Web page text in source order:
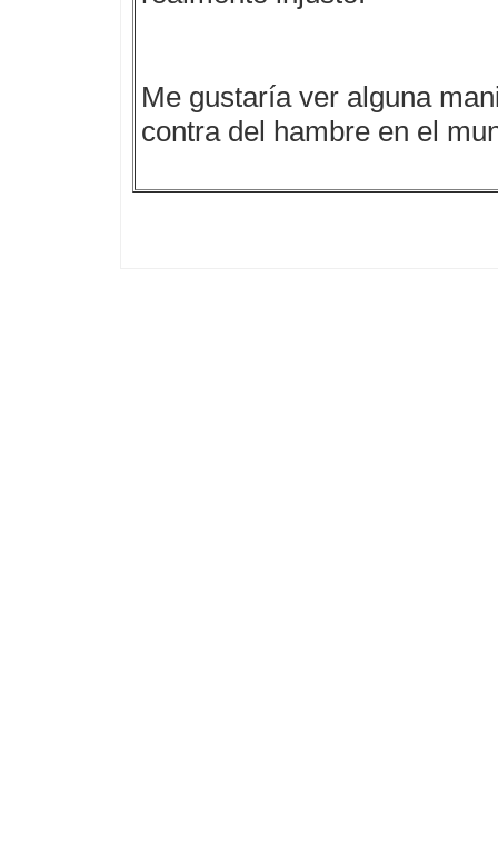
Me gustaría ver alguna
contra del hambre en el